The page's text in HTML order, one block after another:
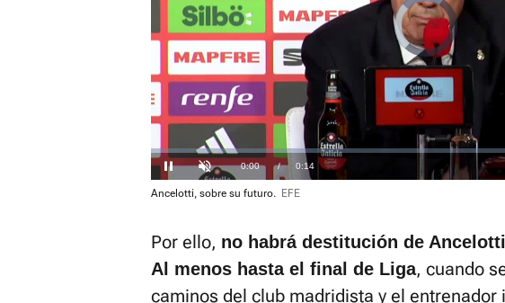
Video
Player
is
loading.
Pausa Unmute Current
Time
0:00 / Duration
0:14
Loaded:
39.50%
Ancelotti, sobre su futuro. EFE
Por ello, no habrá destitución de
Al menos hasta el final de Liga, cuando
caminos del club madridista y el entrenador